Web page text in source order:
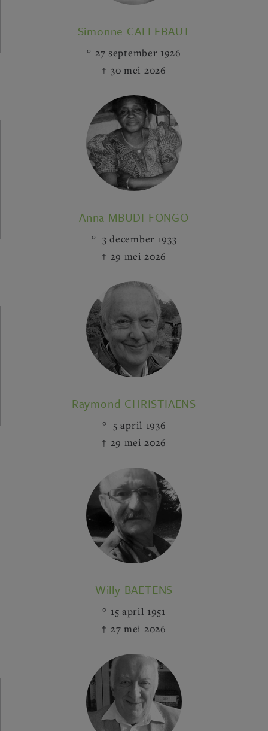
Simonne CALLEBAUT
27 september 1926
30 mei 2026
Anna MBUDI FONGO
3 december 1933
29 mei 2026
Raymond CHRISTIAENS
5 april 1936
29 mei 2026
Willy BAETENS
15 april 1951
27 mei 2026